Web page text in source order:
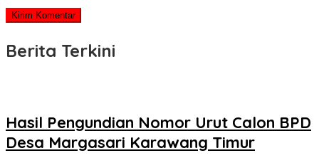
Berita Terkini
Hasil Pengundian Nomor Urut Calon BPD
Desa Margasari Karawang Timur